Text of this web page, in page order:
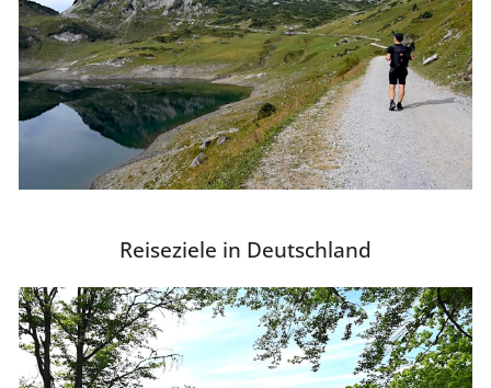
Reiseziele in Deutschland